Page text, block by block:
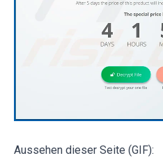
Aussehen dieser Seite (GIF):